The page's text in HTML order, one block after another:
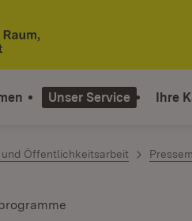
Unser Service Ihre
und Öffentlichkeitsarbeit